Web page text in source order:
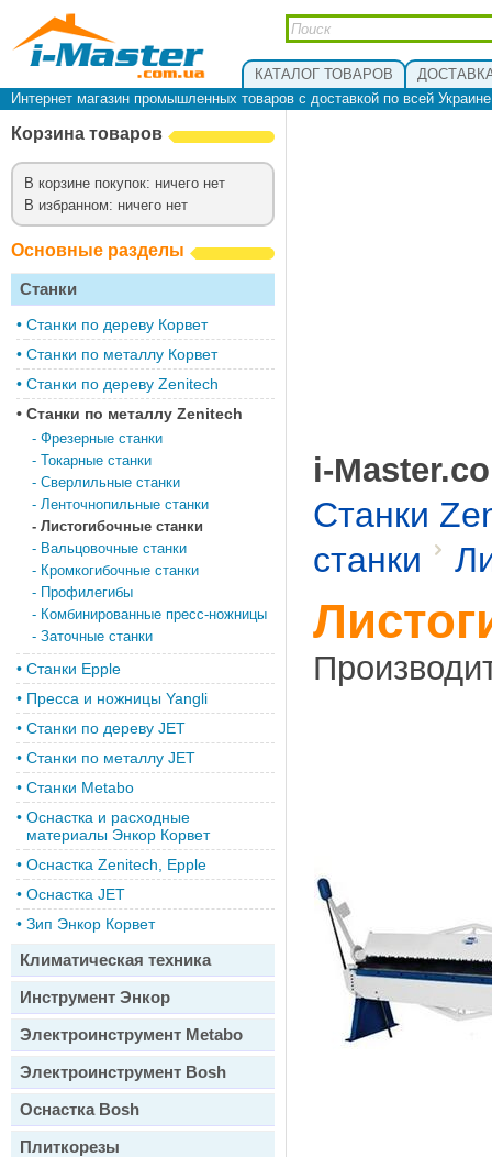
КАТАЛОГ ТОВАРОВ
Интернет магазин промышленных товаров с доставкой по всей
Корзина товаров
В корзине покупок: ничего нет
В избранном: ничего нет
Основные разделы
Станки
• Cтанки по дереву Корвет
• Станки по металлу Корвет
• Cтанки по дереву Zenitech
• Cтанки по металлу Zenitech
- Фрезерные станки
- Токарные станки
- Сверлильные станки
- Ленточнопильные станки
- Листогибочные станки
- Вальцовочные станки
- Кромкогибочные станки
- Профилегибы
- Комбинированные пресс-ножницы
- Заточные станки
• Станки Epple
• Пресса и ножницы Yangli
• Станки по дереву JET
• Станки по металлу JET
• Станки Metabo
• Оснастка и расходные
материалы Энкор Корвет
• Оснастка Zenitech, Epple
• Оснастка JET
• Зип Энкор Корвет
Климатическая техника
Инструмент Энкор
Электроинструмент Metabo
Электроинструмент Bosh
Оснастка Bosh
Плиткорезы
i-
Станки
станки